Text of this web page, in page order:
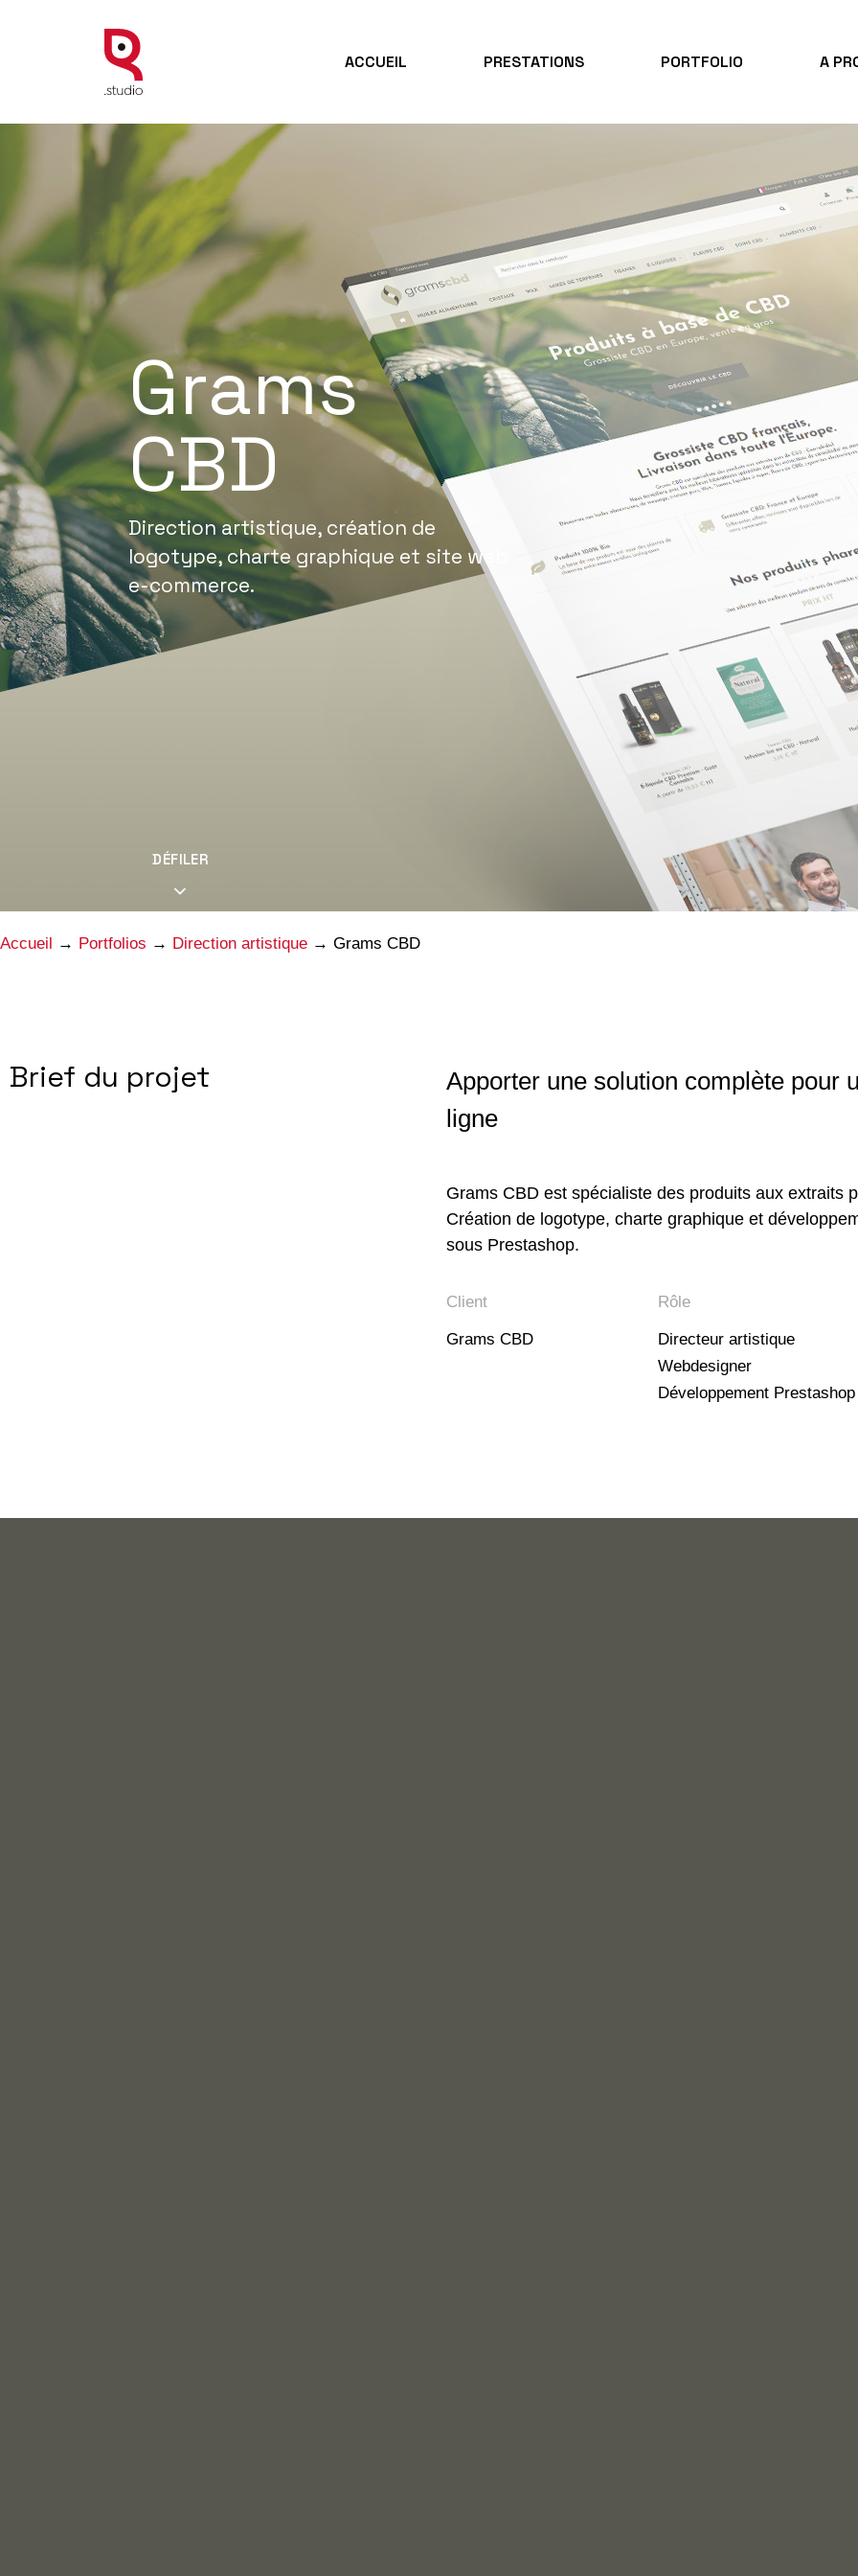
ACCUEIL PRESTATIONS PORTFOLIO A
Grams
CBD
Direction artistique, création de
logotype, charte graphique et site web
e-commerce.
DÉFILER
Accueil → Portfolios → Direction artistique → Grams CBD
Brief du projet
Apporter une solution complète pour
ligne
Grams CBD est spécialiste des produits aux extraits
Création de logotype, charte graphique et
sous Prestashop.
Client
Grams CBD
Rôle
Directeur artistique
Webdesigner
Développement Prestashop